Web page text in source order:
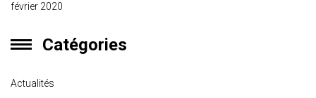
février 2020
Catégories
Actualités